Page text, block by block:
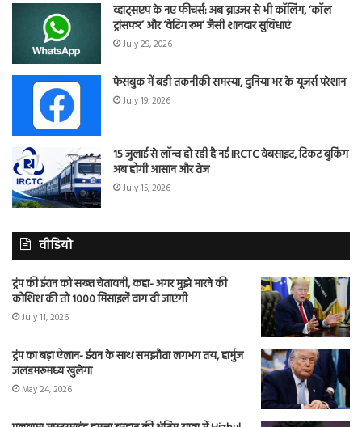
व्हाट्सएप के नए फीचर्स: अब ब्राउजर से भी कॉलिंग, ‘कॉल
ट्रांसफर’ और ‘वेटिंग रूम’ जैसी शानदार सुविधाएं
July 29, 2026
फेसबुक में बड़ी तकनीकी समस्या, दुनिया भर के यूजर्स परेशान
July 19, 2026
15 जुलाई से लॉन्च हो रही है नई IRCTC वेबसाइट, टिकट बुकिंग
अब होगी आसान और तेज
July 15, 2026
वीडियो
ट्रंप की ईरान को सख्त चेतावनी, कहा- अगर मुझे मारने की
कोशिश की तो 1000 मिसाइलें दाग दी जाएंगी
July 11, 2026
ट्रंप का बड़ा ऐलान- ईरान के साथ समझौता लगभग तय, हार्मुज
जलडमरूमध्य खुलेगा
May 24, 2026